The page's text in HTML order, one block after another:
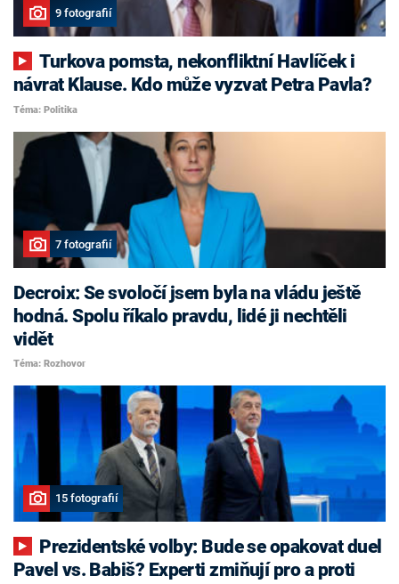
9 fotografií
Turkova pomsta, nekonfliktní Havlíček i
návrat Klause. Kdo může vyzvat Petra Pavla?
Téma: Politika
7 fotografií
Decroix: Se svoločí jsem byla na vládu ještě
hodná. Spolu říkalo pravdu, lidé ji nechtěli
vidět
Téma: Rozhovor
15 fotografií
Pavel vs. Babiš? Experti zmiňují pro a proti